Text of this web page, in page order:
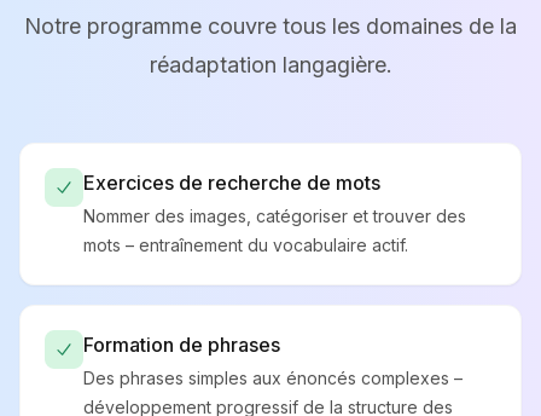
Notre programme couvre tous les domaines de la
réadaptation langagière.
Exercices de recherche de mots
Nommer des images, catégoriser et trouver des
mots – entraînement du vocabulaire actif.
Formation de phrases
Des phrases simples aux énoncés complexes –
développement progressif de la structure des